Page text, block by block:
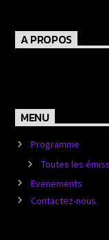
A PROPOS
MENU
Programme
Toutes les
Evenements
Contactez-nous